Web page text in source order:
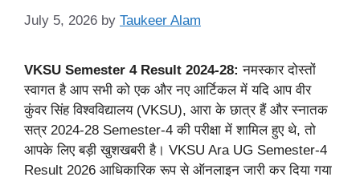
July 5, 2026 by Taukeer Alam
VKSU Semester 4 Result 2024-28: नमस्कार दोस्तों
स्वागत है आप सभी को एक और नए आर्टिकल में यदि आप वीर
कुंवर सिंह विश्वविद्यालय (VKSU), आरा के छात्र हैं और स्नातक
सत्र 2024-28 Semester-4 की परीक्षा में शामिल हुए थे, तो
आपके लिए बड़ी खुशखबरी है। VKSU Ara UG Semester-4
Result 2026 आधिकारिक रूप से ऑनलाइन जारी कर दिया गया